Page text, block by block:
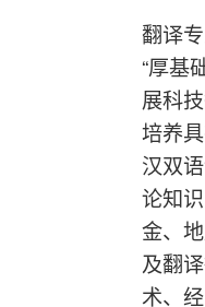
翻译
“厚基
展科
培养
汉双
论知
金、
及翻
术、